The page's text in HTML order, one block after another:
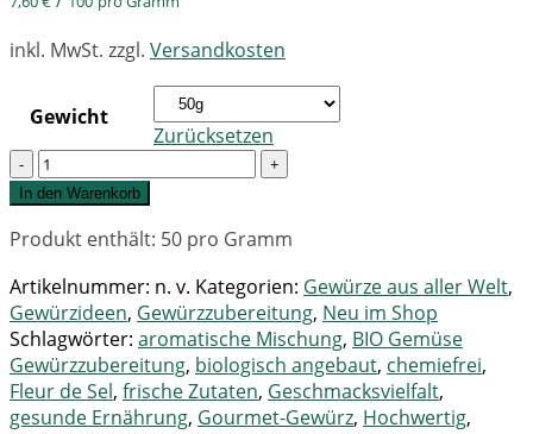
inkl. MwSt. zzgl. Versandkosten
Gewicht
Zurücksetzen
Quantity
In den Warenkorb
Produkt enthält: 50 pro Gramm
Artikelnummer: n. v. Kategorien: Gewürze aus aller Welt,
Gewürzideen, Gewürzzubereitung, Neu im Shop
Schlagwörter: aromatische Mischung, BIO Gemüse
Gewürzzubereitung, biologisch angebaut, chemiefrei,
Fleur de Sel, frische Zutaten, Geschmacksvielfalt,
gesunde Ernährung, Gourmet-Gewürz, Hochwertig,